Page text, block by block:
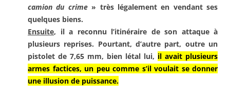
camion du crime» très légalement en vendant ses
quelques biens.
Ensuite, il a reconnu l’itinéraire de son attaque à
plusieurs reprises. Pourtant, d’autre part, outre un
pistolet de 7,65 mm, bien létal lui, il avait plusieurs
armes factices, un peu comme s’il voulait se donner
une illusion de puissance.